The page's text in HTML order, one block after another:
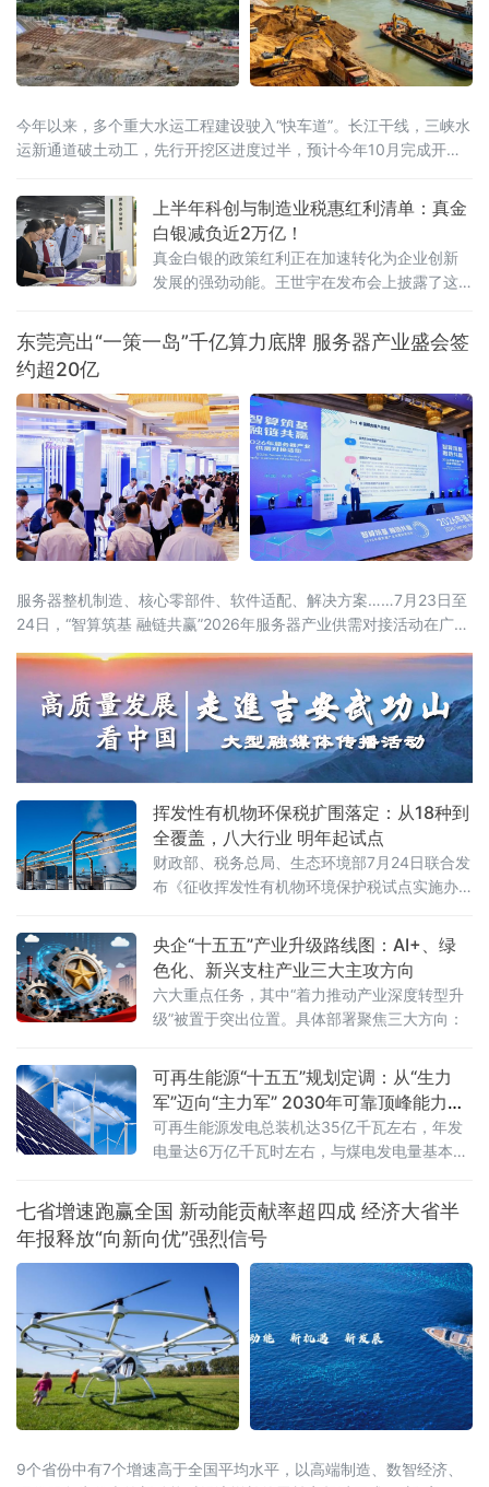
今年以来，多个重大水运工程建设驶入“快车道”。长江干线，三峡水
运新通道破土动工，先行开挖区进度过半，预计今年10月完成开挖
航冲刺；东海之滨，长江口南槽航道治理二期工程开工建设，建成
后可实现5000吨级船舶全潮通航；琼岛西北，海南洋浦区域国际集
装箱枢纽港扩建工程码头主体全面完工，年内将实现分区投产。一
批水运通道相继
上半年科创与制造业税惠红利清单：真金
白银减负近2万亿！
真金白银的政策红利正在加速转化为企业创新
发展的强劲动能。王世宇在发布会上披露了这
发费用加计扣除等支持企业创新投入和技术转
让的政策减税
东莞亮出“一策一岛”千亿算力底牌 服务器产业盛会签
约超20亿
服务器整机制造、核心零部件、软件适配、解决方案……7月23日至
24日，“智算筑基 融链共赢”2026年服务器产业供需对接活动在广东
（工业和信息化部政府采购中心）、东莞市人民政府联合主办，汇
聚行业主管部门、院士专家、全国服务器产业链企业、金融机构、
科研院所、园区代表近千人参会，搭
挥发性有机物环保税扩围落定：从18种到
全覆盖，八大行业 明年起试点
财政部、税务总局、生态环境部7月24日联合发
布《征收挥发性有机物环境保护税试点实施办
月1日起开展征收挥发性有机物环境保护税试
点，挥发性有机物将全部纳入征税范围。这标
志着我国绿色税制在大气污染治理领域迈出关
键一步。挥发性有机物是形成臭氧和细颗粒物
（PM2.5）的重要前体物，可引发雾霾、光化
央企“十五五”产业升级路线图：AI+、绿
色化、新兴支柱产业三大主攻方向
六大重点任务，其中“着力推动产业深度转型升
级”被置于突出位置。具体部署聚焦三大方向：
可再生能源“十五五”规划定调：从“生力
军”迈向“主力军” 2030年可靠顶峰能力新
增3亿千瓦
可再生能源发电总装机达35亿千瓦左右，年发
电量达6万亿千瓦时左右，与煤电发电量基本相
上，“十五五”期间全产业链总投资规模预计超过
5万亿元
七省增速跑赢全国 新动能贡献率超四成 经济大省半
年报释放“向新向优”强烈信号
9个省份中有7个增速高于全国平均水平，以高端制造、数智经济、